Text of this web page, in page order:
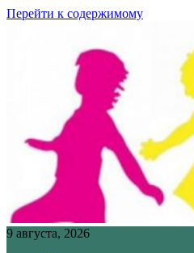
Перейти к содержимому
9 августа, 2026